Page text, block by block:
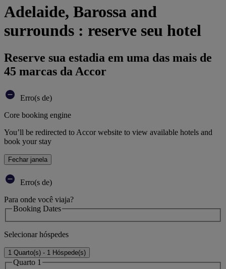
Adelaide, Barossa and
surrounds : reserve seu hotel
Reserve sua estadia em uma das mais de
45 marcas da Accor
Erro(s de)
Core booking engine
You’ll be redirected to Accor website to view available hotels and
book your stay
Fechar janela
Erro(s de)
Para onde você viaja?
Booking Dates
Selecionar hóspedes
1 Quarto(s) - 1 Hóspede(s)
Quarto 1